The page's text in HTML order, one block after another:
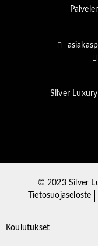
Silver
© 2023 Silver
Tietosuojaseloste
Koulutukset